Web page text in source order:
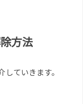
方法
していきます。